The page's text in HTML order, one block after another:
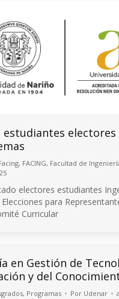
estudiantes electores
, FACING, Facultad de
electores estudiantes
para
Curricular
en Gestión de
y del
, Programas Por Udenar